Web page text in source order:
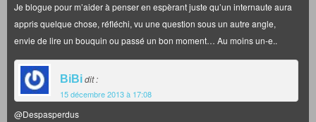
Je blogue pour m’aider à penser en espèrant juste qu’un internaute aura
appris quelque chose, réfléchi, vu une question sous un autre angle,
envie de lire un bouquin ou passé un bon moment… Au moins un-e..
BiBidit :
15 décembre 2013 à 17:08
@Despasperdus